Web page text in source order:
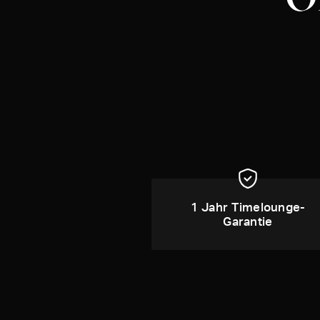
1 Jahr Timelounge-
Garantie